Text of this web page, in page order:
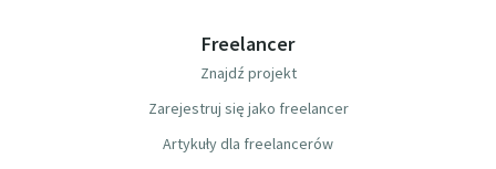
Freelancer
Znajdź projekt
Zarejestruj się jako freelancer
Artykuły dla freelancerów